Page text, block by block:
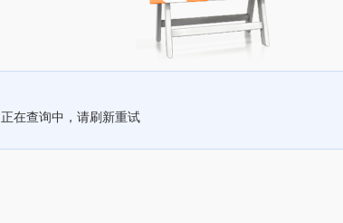
正在查询中，请刷新重试